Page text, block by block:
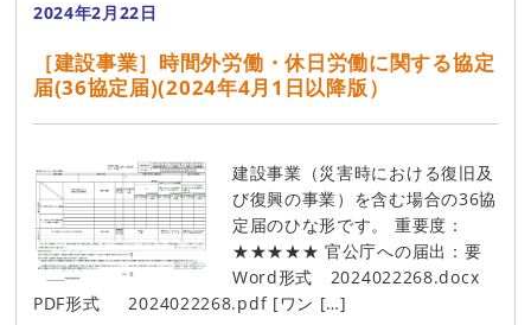
2024年2月22日
［建設事業］時間外労働・休日労働に関する協定
届(36協定届)(2024年4月1日以降版）
建設事業（災害時における復旧及
び復興の事業）を含む場合の36協
定届のひな形です。 重要度：
★★★★★ 官公庁への届出：要
Word形式 2024022268.docx
PDF形式 2024022268.pdf [ワン […]